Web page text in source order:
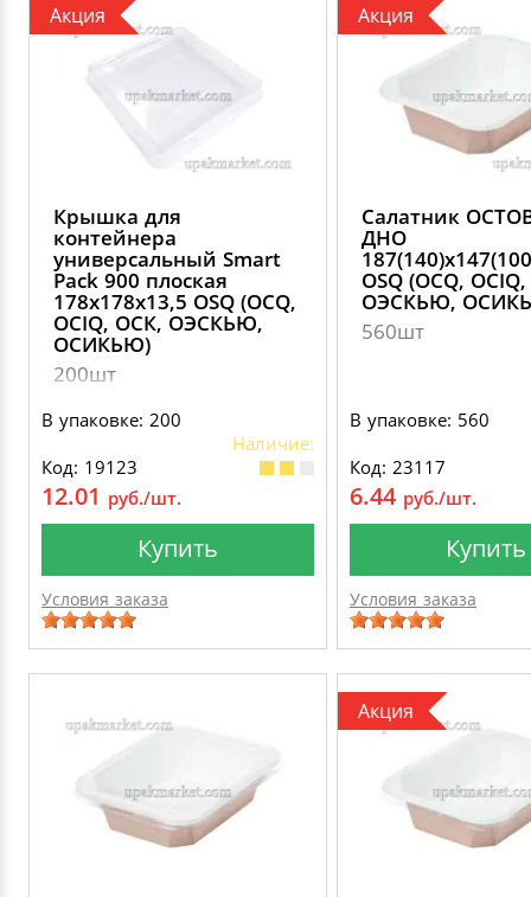
ПАКЕТЫ СЛАЙДЕРЫ И ЗИПЛОКИ ( ZIP
ПАКЕТЫ ПОЛИПРОПИЛЕНОВЫЕ
ПАКЕТЫ С ВЫРУБНЫМИ РУЧКАМИ
ПЛАСТИКОВЫЕ И БУМАЖНЫЕ ПАКЕТЫ
КУРЬЕРСКИЕ И ПОЧТОВЫЕ ПАКЕТЫ
ДЕКОРАТИВНЫЕ УКРАШЕНИЯ
УПАКОВКА ДЛЯ ТОРТОВ
УПАКОВКА ДЛЯ ЯИЦ
ВАТНО-БУМАЖНАЯ ПРОДУКЦИЯ
САЛФЕТКИ, ПОЛОТЕНЦА
САЛФЕТКИ ВЛАЖНЫЕ
ТУАЛЕТНАЯ БУМАГА
ИЗОЛЕНТЫ
КРЕППИРОВАННЫЕ ЛЕНТЫ
СКЛАДСКАЯ УПАКОВКА
СТИРАЛЬНЫЕ ПОРОШКИ
КОНДИЦИОНЕРЫ ДЛЯ БЕЛЬЯ
СРЕДСТВА ДЛЯ УБОРКИ И ЧИСТКИ
СРЕДСТВА ДЛЯ МЫТЬЯ ПОСУДЫ
НИКА
ФЛОРЕАЛЬ
АВТОХИМИЯ
Акция
Крышка для
контейнера
универсальный Smart
Pack 900 плоская
178х178х13,5 OSQ (OCQ,
OCIQ, ОСК, ОЭСКЬЮ,
ОСИКЬЮ)
200шт
В упаковке: 200
Наличие:
Код: 19123
12.01 руб./шт.
Купить
Условия заказа
Акция
Салатник
ДНО
OSQ (OCQ,
ОЭСКЬЮ,
560шт
В упаковке: 560
Код: 23117
6.44 руб./шт.
Купить
Условия заказа
Акция